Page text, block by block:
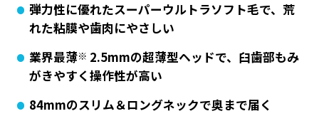
弾力性に優れたスーパーウルトラソフト毛で、荒
れた粘膜や歯肉にやさしい
業界最薄※ 2.5mmの超薄型ヘッドで、臼歯部もみ
がきやすく操作性が高い
84mmのスリム＆ロングネックで奥まで届く